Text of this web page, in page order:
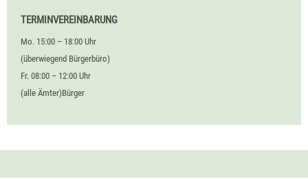
TERMINVEREINBARUNG
Mo. 15:00 – 18:00 Uhr
(überwiegend Bürgerbüro)
Fr. 08:00 – 12:00 Uhr
(alle Ämter)Bürger